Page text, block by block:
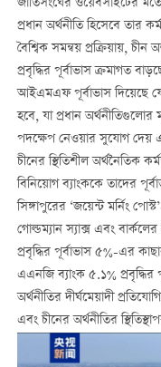
প্রধান অর্থনীতি হিসেবে তার
বৈশ্বিক সমন্বয় প্রক্রিয়ায়,
প্রবৃদ্ধির পূর্বাভাস ক্রমাগত
আইএমএফ পূর্বাভাস দিয়েছে
হবে, যা প্রধান অর্থনীতিগুলোর
পদক্ষেপ নেওয়ার সুযোগ দেয়
চীনের স্থিতিশীল অর্থনৈতিক
বিনিয়োগ ব্যাংককে তাদের
সিঙ্গাপুরের ‘জয়েন্ট মর্নিং
গোল্ডম্যান স্যাক্স এবং
প্রবৃদ্ধির পূর্বাভাস ৫%-এর
এএনজি ব্যাংক ৫.১% প্রবৃদ্ধির
অর্থনীতির দীর্ঘমেয়াদী
এবং চীনের অর্থনীতির